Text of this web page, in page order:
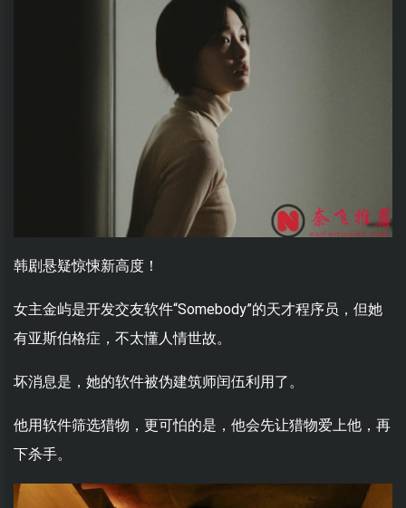
韩剧悬疑惊悚新高度！
女主金屿是开发交友软件“Somebody”的天才程序员，但她
有亚斯伯格症，不太懂人情世故。
坏消息是，她的软件被伪建筑师闰伍利用了。
他用软件筛选猎物，更可怕的是，他会先让猎物爱上他，再
下杀手。